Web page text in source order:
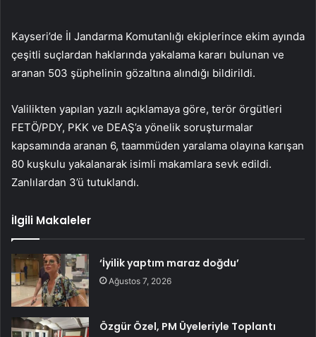
Kayseri’de İl Jandarma Komutanlığı ekiplerince ekim ayında
çeşitli suçlardan haklarında yakalama kararı bulunan ve
aranan 503 şüphelinin gözaltına alındığı bildirildi.
Valilikten yapılan yazılı açıklamaya göre, terör örgütleri
FETÖ/PDY, PKK ve DEAŞ’a yönelik soruşturmalar
kapsamında aranan 6, taammüden yaralama olayına karışan
80 kuşkulu yakalanarak isimli makamlara sevk edildi.
Zanlılardan 3’ü tutuklandı.
İlgili Makaleler
‘İyilik yaptım maraz doğdu’
Ağustos 7, 2026
Özgür Özel, PM Üyeleriyle Toplantı